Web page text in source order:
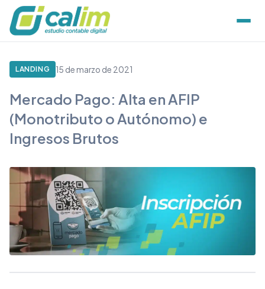
LANDING 15 de marzo de 2021
Mercado Pago: Alta en AFIP
(Monotributo o Autónomo) e
Ingresos Brutos